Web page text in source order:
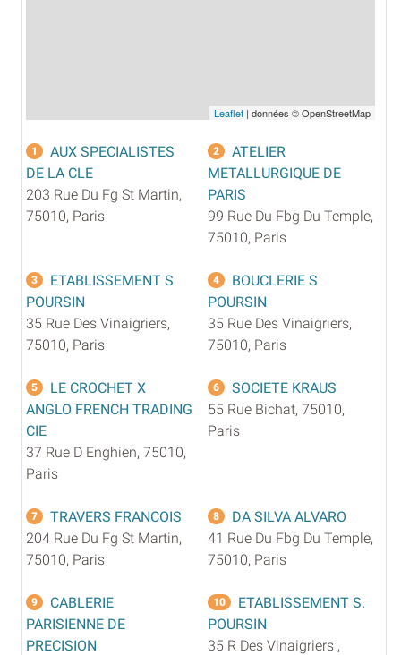
Leaflet | données © OpenStreetMap
1
AUX SPECIALISTES
DE LA CLE
203 Rue Du Fg St Martin,
75010, Paris
2
ATELIER
METALLURGIQUE DE
PARIS
99 Rue Du Fbg Du Temple,
75010, Paris
3
ETABLISSEMENT S
POURSIN
35 Rue Des Vinaigriers,
75010, Paris
4
BOUCLERIE S
POURSIN
35 Rue Des Vinaigriers,
75010, Paris
5
LE CROCHET X
ANGLO FRENCH TRADING
CIE
37 Rue D Enghien, 75010,
Paris
6
SOCIETE KRAUS
55 Rue Bichat, 75010,
Paris
7
TRAVERS FRANCOIS
204 Rue Du Fg St Martin,
75010, Paris
8
DA SILVA ALVARO
41 Rue Du Fbg Du Temple,
75010, Paris
9
CABLERIE
PARISIENNE DE
PRECISION
10
ETABLISSEMENT S.
POURSIN
35 R Des Vinaigriers ,